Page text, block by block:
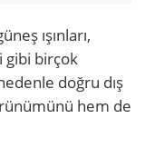
ışınları,
gibi birçok
doğru dış
hem de